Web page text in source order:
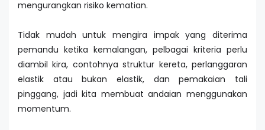
mengurangkan risiko kematian.
Tidak mudah untuk mengira impak yang diterima
pemandu ketika kemalangan, pelbagai kriteria perlu
diambil kira, contohnya struktur kereta, perlanggaran
elastik atau bukan elastik, dan pemakaian tali
pinggang, jadi kita membuat andaian menggunakan
momentum.